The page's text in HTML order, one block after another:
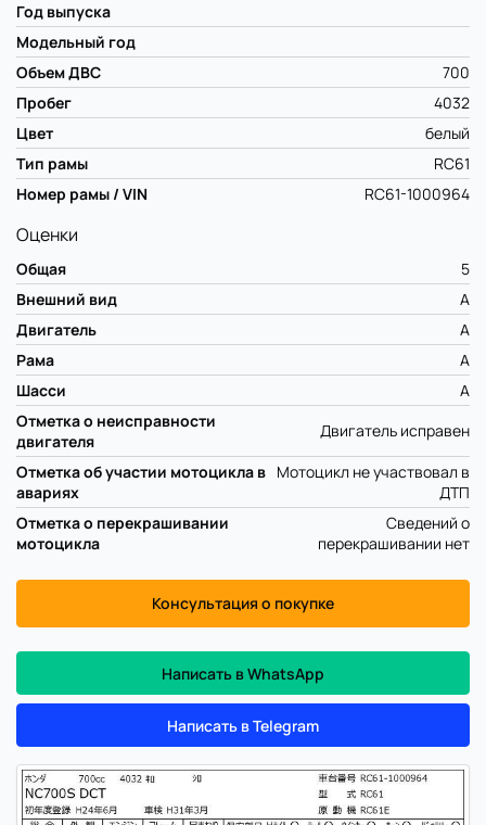
Год выпуска
Модельный год
Объем ДВС
700
Пробег
4032
Цвет
белый
Тип рамы
RC61
Номер рамы / VIN
RC61-1000964
Оценки
Общая
5
Внешний вид
A
Двигатель
A
Рама
A
Шасси
A
Отметка о неисправности
двигателя
Двигатель исправен
Отметка об участии мотоцикла в
авариях
Мотоцикл не участвовал в
ДТП
Отметка о перекрашивании
мотоцикла
Сведений о
перекрашивании нет
Консультация о покупке
Написать в WhatsApp
Написать в Telegram